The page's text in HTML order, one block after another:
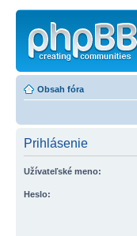
Obsah fóra
Prihlásenie
Užívateľské meno:
Heslo: